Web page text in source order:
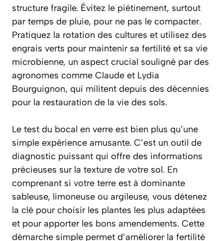
structure fragile. Évitez le piétinement, surtout
par temps de pluie, pour ne pas le compacter.
Pratiquez la rotation des cultures et utilisez des
engrais verts pour maintenir sa fertilité et sa vie
microbienne, un aspect crucial souligné par des
agronomes comme Claude et Lydia
Bourguignon, qui militent depuis des décennies
pour la restauration de la vie des sols.
Le test du bocal en verre est bien plus qu’une
simple expérience amusante. C’est un outil de
diagnostic puissant qui offre des informations
précieuses sur la texture de votre sol. En
comprenant si votre terre est à dominante
sableuse, limoneuse ou argileuse, vous détenez
la clé pour choisir les plantes les plus adaptées
et pour apporter les bons amendements. Cette
démarche simple permet d’améliorer la fertilité